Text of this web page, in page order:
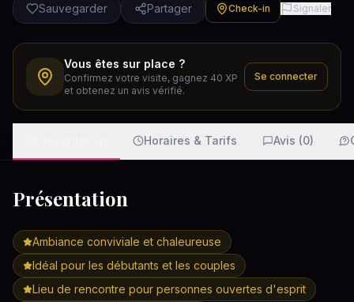
Sauvegarder Partager Check-in Signaler
Vous êtes sur place ?
Confirmez votre visite, gagnez 40 XP
et obtenez un avis vérifié.
Se connecter
Horaires & Tarifs Avis (0)
Présentation
Ambiance conviviale et chaleureuse
Idéal pour les débutants et les couples
Lieu de rencontre pour personnes ouvertes d'esprit